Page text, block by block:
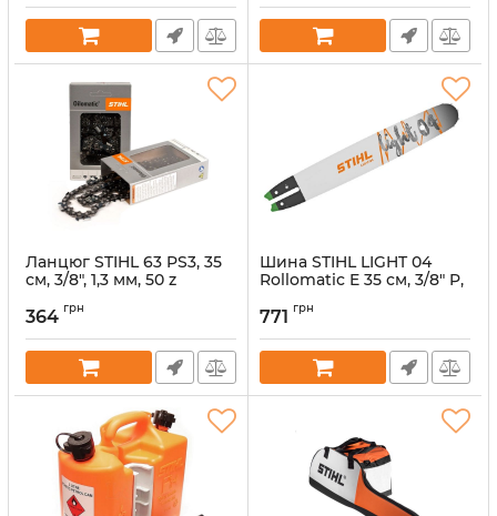
Ланцюг STIHL 63 PS3, 35
см, 3/8", 1,3 мм, 50 z
Артикул:
364 грн
Шина STIHL LIGHT 04
Rollomatic E 35 см, 3/8" P,
Артикул:
771 грн